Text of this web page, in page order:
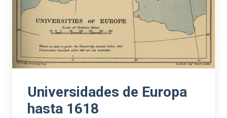
Universidades de Europa
hasta 1618